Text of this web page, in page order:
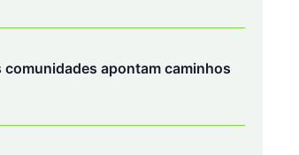
apontam caminhos